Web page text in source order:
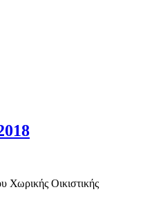
Χωρικής Οικιστικής